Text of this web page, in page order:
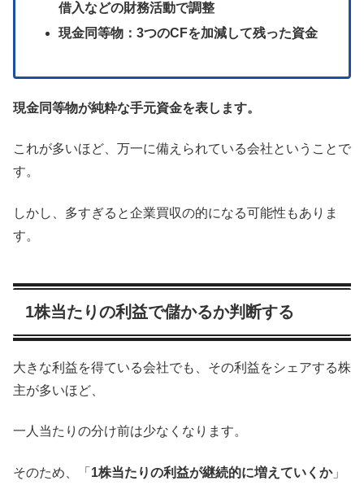
借入などの財務活動で調整
現金同等物：3つのCFを加減して残った資金
現金同等物が純粋な手元資金を表します。
これが多いほど、万一に備えられている会社ということで
す。
しかし、多すぎると企業買収の的になる可能性もありま
す。
1株当たりの利益で儲かるか判断する
大きな利益を得ている会社でも、その利益をシェアする株
主が多いほど、
一人当たりの分け前は少なくなります。
そのため、「 1株当たりの利益が継続的に増えていくか」